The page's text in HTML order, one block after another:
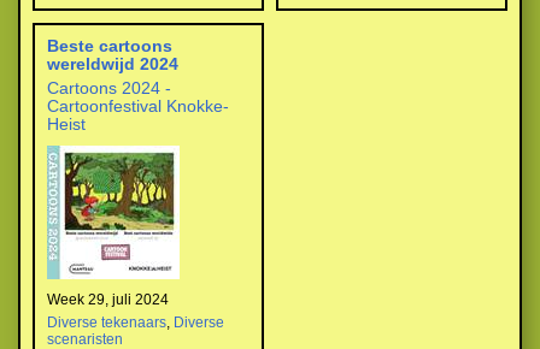
Beste cartoons
wereldwijd 2024
Cartoons 2024 -
Cartoonfestival Knokke-
Heist
Week 29, juli 2024
Diverse tekenaars, Diverse
scenaristen